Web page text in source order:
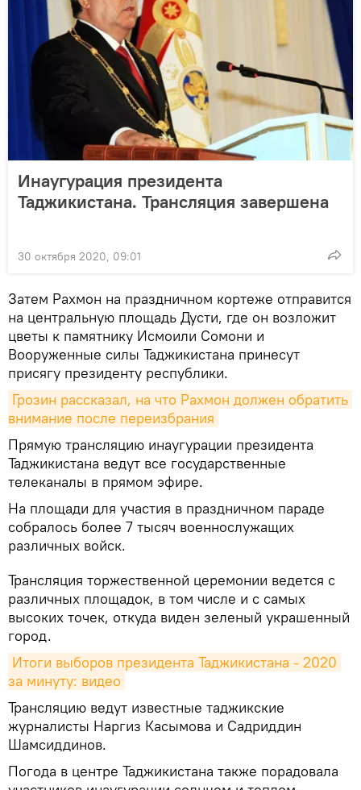
Инаугурация президента
Таджикистана. Трансляция завершена
30 октября 2020, 09:01
Затем Рахмон на праздничном кортеже отправится
на центральную площадь Дусти, где он возложит
цветы к памятнику Исмоили Сомони и
Вооруженные силы Таджикистана принесут
присягу президенту республики.
Грозин рассказал, на что Рахмон должен обратить
внимание после переизбрания
Прямую трансляцию инаугурации президента
Таджикистана ведут все государственные
телеканалы в прямом эфире.
На площади для участия в праздничном параде
собралось более 7 тысяч военнослужащих
различных войск.
Трансляция торжественной церемонии ведется с
различных площадок, в том числе и с самых
высоких точек, откуда виден зеленый украшенный
город.
Итоги выборов президента Таджикистана - 2020
за минуту: видео
Трансляцию ведут известные таджикские
журналисты Наргиз Касымова и Садриддин
Шамсиддинов.
Погода в центре Таджикистана также порадовала